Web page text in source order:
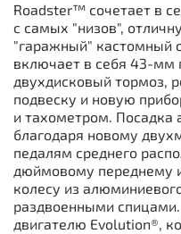
Roadster™ сочетает в
с самых "низов",
"гаражный" кастомный
включает в себя 43-мм
двухдисковый тормоз,
подвеску и новую
и тахометром. Посадка
благодаря новому
педалям среднего
дюймовому переднему
колесу из
раздвоенными
двигателю Evolution®,